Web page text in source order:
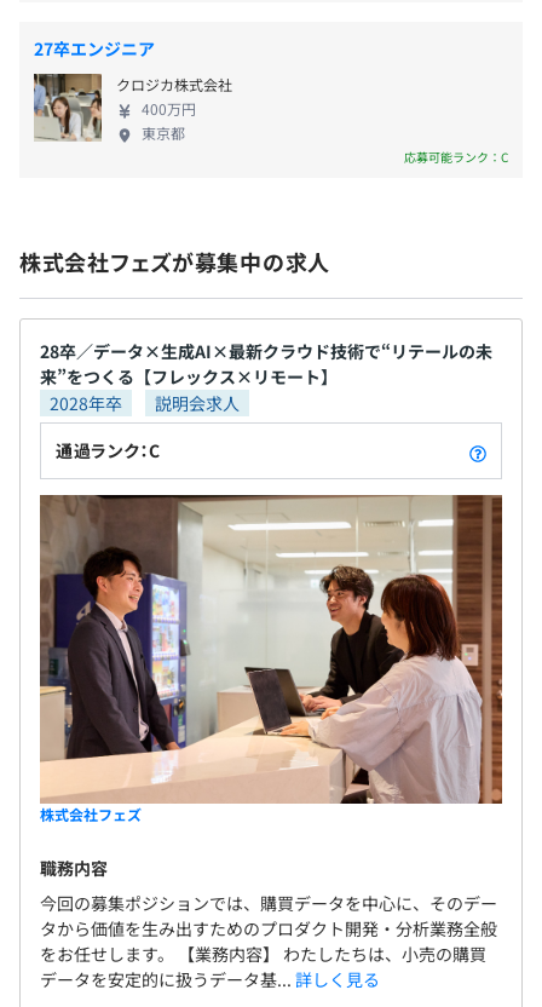
そのため、企画から開発までの議論と意思決定をシームレ
スに実現でき、ユーザーの生の声を聞きながら、ニーズに
最大限応えるための開発が可能となっています。
計測できていないデータもたくさんあります。フェズはそ
の情報を自ら取りに行き、データベース化することで、オ
ンライン・オフラインの垣根を越えて活用できる世界を創
に変革を起こし、社会に貢献する醍醐味を味わうことがで
きます。
◆裁量権があり挑戦ができる文化
フェズには挑戦を歓迎する文化があります。オープンなコ
ミュニケーションを大事にしており、「自身の裁量と責任
を持って挑戦ができる環境」です。事業拡大に伴い、開発
組織も多様化しており、裁量権を持ってチームを創り上げ
ていくこともできますし、チームの中で自分のスキルを掘
り下げていくことも可能です。
◆生産性高く自身の技術に向き合える環境
・フルフレックス・リモートワーク制度
・スキルアップのための技術書購入支援
・人脈形成や情報収集のためのセミナー参加支援
・ハイスペックのPC支給（Mac or Windows選択可能）
・オフサイトでの開発合宿・MTGの開催
・ナレッジ共有のための社内LT開催 等
◆生活に欠かせないリテール業界を変革する
フェズが向き合っているリテール業界は、わたしたちの生
活に欠かせない領域です。テクノロジーの進化とともにオ
27卒エンジニア
クロジカ株式会社
400万円
東京都
応募可能ランク：C
株式会社フェズが募集中の求人
28卒／データ×生成AI×最新クラウド技術で“リテールの未
来”をつくる【フレックス×リモート】
2028年卒
説明会求人
通過ランク：C
株式会社フェズ
職務内容
今回の募集ポジションでは、購買データを中心に、そのデー
タから価値を生み出すためのプロダクト開発・分析業務全般
をお任せします。 【業務内容】 わたしたちは、小売の購買
データを安定的に扱うデータ基... 詳しく見る